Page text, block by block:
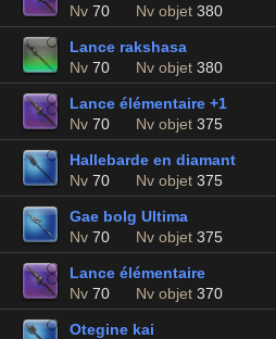
Nv 70 Nv objet 380
Lance rakshasa
Nv 70 Nv objet 380
Lance élémentaire +1
Nv 70 Nv objet 375
Hallebarde en diamant
Nv 70 Nv objet 375
Gae bolg Ultima
Nv 70 Nv objet 375
Lance élémentaire
Nv 70 Nv objet 370
Otegine kai